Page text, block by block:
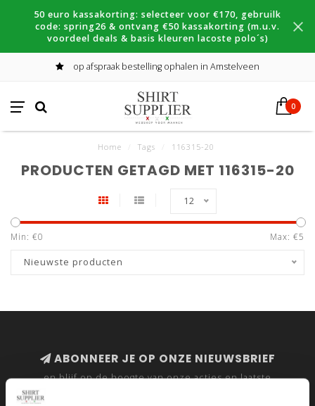
50 euro kassakorting: selecteer voor €170, gebruilk
code: spring26 & ontvang €50 kassakorting (m.u.v.
voordeel deals & basis kleuren lacoste polo´s)
op afspraak bestelling ophalen in Amstelveen
0
Home Tags 116315-20
PRODUCTEN GETAGD MET 116315-20
12
Min: €0 Max: €5
Nieuwste producten
ABONNEER JE OP ONZE NIEUWSBRIEF
en blijf op de hoogte van onze acties en laatste